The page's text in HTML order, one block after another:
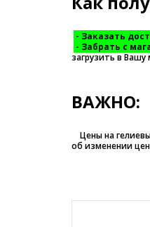
- Заказать
- Забрать с
загрузить в
ВАЖНО:
Цены на
об изменении